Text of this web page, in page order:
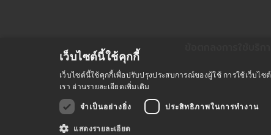
เว็บไซต์นี้ใช้คุกกี้
เว็บไซต์นี้ใช้คุกกี้เพื่อปรับปรุงประสบการณ์ของผู้ใช้ การใช้เว็บ
เรา อ่านรายละเอียดเพิ่มเติม
จำเป็นอย่างยิ่ง
ประสิทธิภาพในการทำงาน
แสดงรายละเอียด